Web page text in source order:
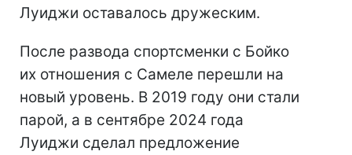
Луиджи оставалось дружеским.
После развода спортсменки с Бойко
их отношения с Самеле перешли на
новый уровень. В 2019 году они стали
парой, а в сентябре 2024 года
Луиджи сделал предложение